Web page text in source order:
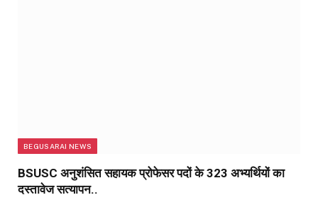
BEGUSARAI NEWS
BSUSC अनुशंसित सहायक प्रोफेसर पदों के 323 अभ्यर्थियों का
दस्तावेज सत्यापन..